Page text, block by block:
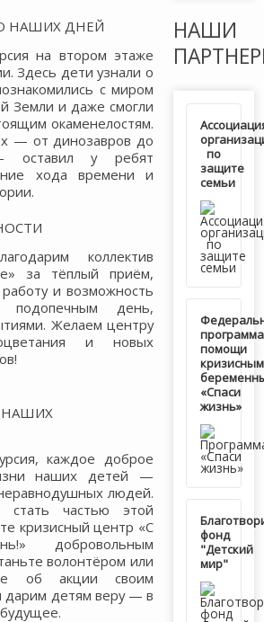
НАШИХ ДНЕЙ
на втором этаже
Здесь дети узнали о
с миром
Земли и даже смогли
окаменелостям.
— от динозавров до
оставил у ребят
хода времени и
коллектив
за тёплый приём,
и возможность
подопечным день,
Желаем центру
и новых
НАШИХ
каждое доброе
наших детей —
людей.
частью этой
кризисный центр «С
добровольным
волонтёром или
об акции своим
дарим детям веру — в
НАШИ
по
защите
семьи
программа
помощи
кризисным
«Спаси
жизнь»
фонд
"Детский
мир"